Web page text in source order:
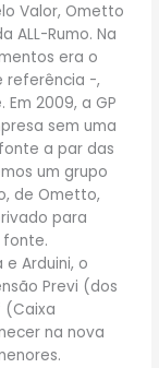
Valor, Ometto
ALL-Rumo. Na
era o
referência -,
2009, a GP
sem uma
a par das
um grupo
de Ometto,
para
fonte.
Arduini, o
Previ (dos
(Caixa
na nova